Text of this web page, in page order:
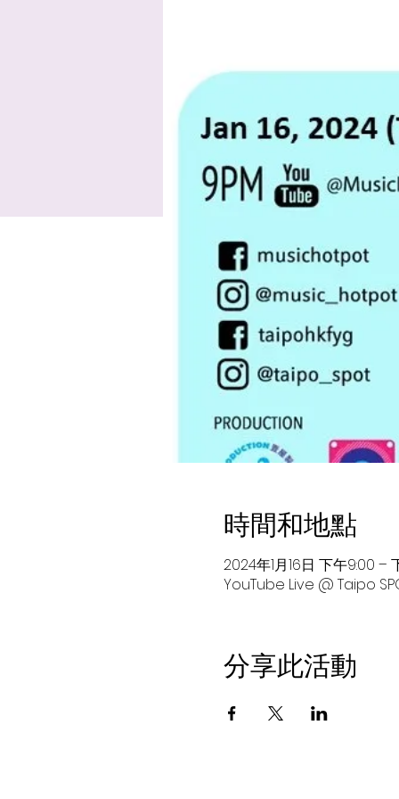
時間和地點
2024年1月16日 下午9:00 –
YouTube Live @ Taipo
分享此活動